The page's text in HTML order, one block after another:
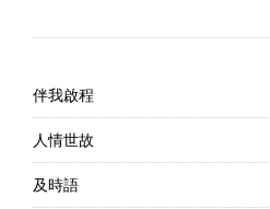
伴我啟程
人情世故
及時語